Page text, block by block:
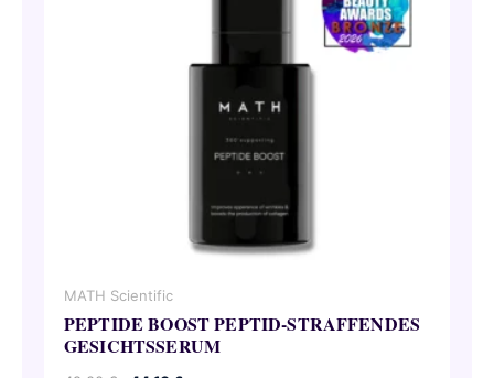
MATH Scientific
PEPTIDE BOOST PEPTID-STRAFFENDES
GESICHTSSERUM